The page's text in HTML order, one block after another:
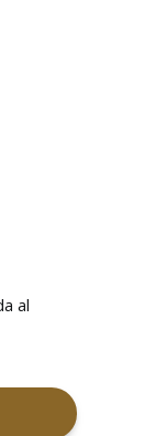
al